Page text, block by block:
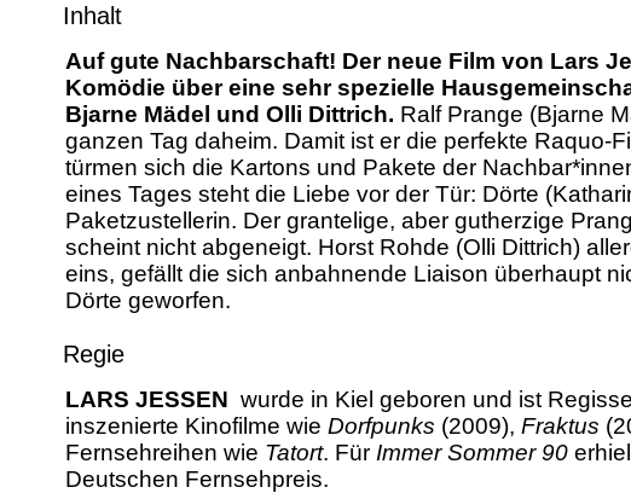
Inhalt
Auf gute Nachbarschaft! Der neue Film von Lars
Komödie über eine sehr spezielle
Bjarne Mädel und Olli Dittrich. Ralf Prange (Bjarne
ganzen Tag daheim. Damit ist er die perfekte Raquo-
türmen sich die Kartons und Pakete der
eines Tages steht die Liebe vor der Tür: Dörte
Paketzustellerin. Der grantelige, aber gutherzige
scheint nicht abgeneigt. Horst Rohde (Olli Dittrich)
eins, gefällt die sich anbahnende Liaison überhaupt
Dörte geworfen.
Regie
LARS JESSEN wurde in Kiel geboren und ist
inszenierte Kinofilme wie Dorfpunks (2009), Fraktus
Fernsehreihen wie Tatort. Für Immer Sommer 90
Deutschen Fernsehpreis.